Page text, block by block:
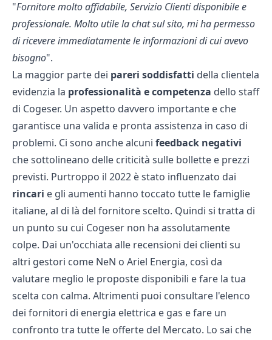
"Fornitore molto affidabile, Servizio Clienti disponibile e
professionale. Molto utile la chat sul sito, mi ha permesso
di ricevere immediatamente le informazioni di cui avevo
bisogno".
La maggior parte dei pareri soddisfatti della clientela
evidenzia la professionalità e competenza dello staff
di Cogeser. Un aspetto davvero importante e che
garantisce una valida e pronta assistenza in caso di
problemi. Ci sono anche alcuni feedback negativi
che sottolineano delle criticità sulle bollette e prezzi
previsti. Purtroppo il 2022 è stato influenzato dai
rincari e gli aumenti hanno toccato tutte le famiglie
italiane, al di là del fornitore scelto. Quindi si tratta di
un punto su cui Cogeser non ha assolutamente
colpe. Dai un'occhiata alle recensioni dei clienti su
altri gestori come NeN o Ariel Energia, così da
valutare meglio le proposte disponibili e fare la tua
scelta con calma. Altrimenti puoi consultare l'elenco
dei fornitori di energia elettrica e gas e fare un
confronto tra tutte le offerte del Mercato. Lo sai che